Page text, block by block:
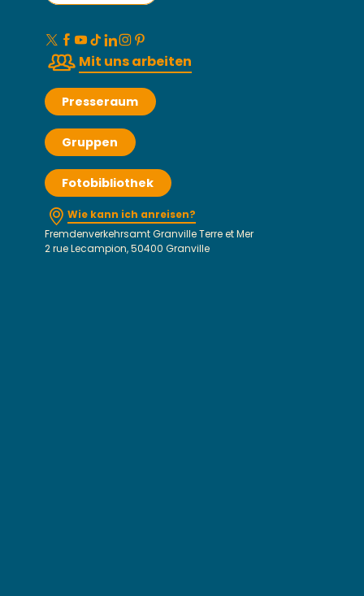
Mit uns arbeiten
Presseraum
Gruppen
Fotobibliothek
Wie kann ich anreisen?
Fremdenverkehrsamt Granville Terre et Mer
2 rue Lecampion, 50400 Granville